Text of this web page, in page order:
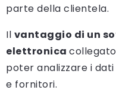
parte della clientela.
Il vantaggio di un
elettronica
poter analizzare i
e fornitori.